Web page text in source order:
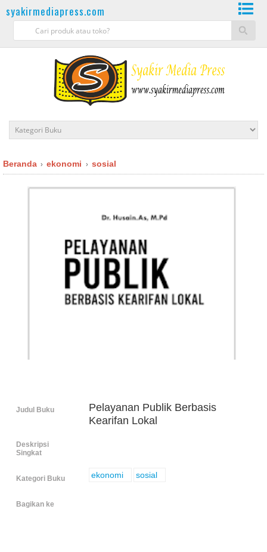
syakirmediapress.com
Beranda › ekonomi › sosial
Judul Buku
Pelayanan Publik Berbasis
Kearifan Lokal
Deskripsi
Singkat
Kategori Buku ekonomi sosial
Bagikan ke